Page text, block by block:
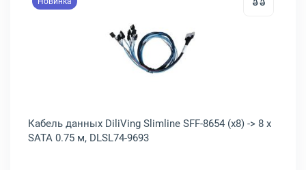
JPC Slimline MCIO x8 74P -&gt; SFF-8654 (x8) 0.6 м,
Открыть товар: Кабель данных
Кабель данных DiliVing Slimline SFF-8654 (x8) -> 8 x
SATA 0.75 м, DLSL74-9693